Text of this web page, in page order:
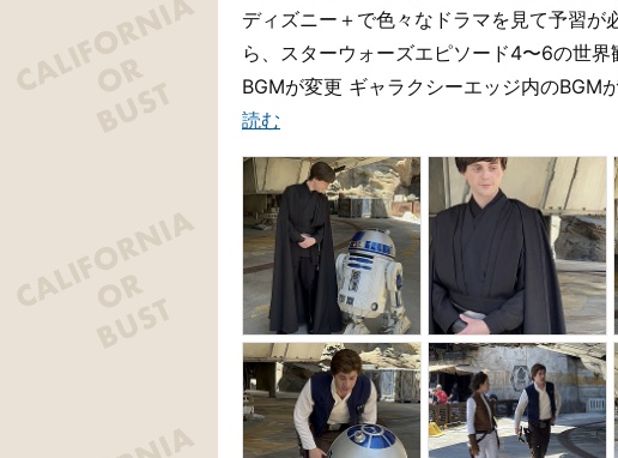
ディズニー＋で色々なドラマを見て予習
ら、スターウォーズエピソード4〜6の世
BGMが変更 ギャラクシーエッジ内のBGM
読む